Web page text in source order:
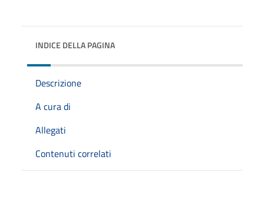
INDICE DELLA PAGINA
Descrizione
A cura di
Allegati
Contenuti correlati